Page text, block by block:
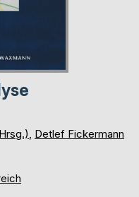
, Detlef Fickermann